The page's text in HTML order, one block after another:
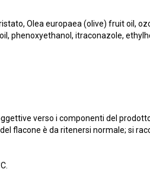
Olea europaea (olive) fruit oil,
phenoxyethanol, itraconazole,
verso i componenti del
flacone è da ritenersi normale; si